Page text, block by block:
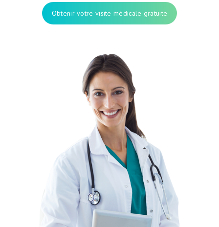
Obtenir votre visite médicale gratuite